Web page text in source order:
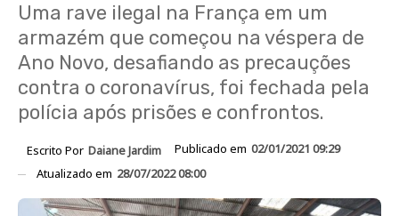
Uma rave ilegal na França em um
armazém que começou na véspera de
Ano Novo, desafiando as precauções
contra o coronavírus, foi fechada pela
polícia após prisões e confrontos.
Escrito Por Daiane Jardim Publicado em 02/01/2021 09:29
Atualizado em 28/07/2022 08:00